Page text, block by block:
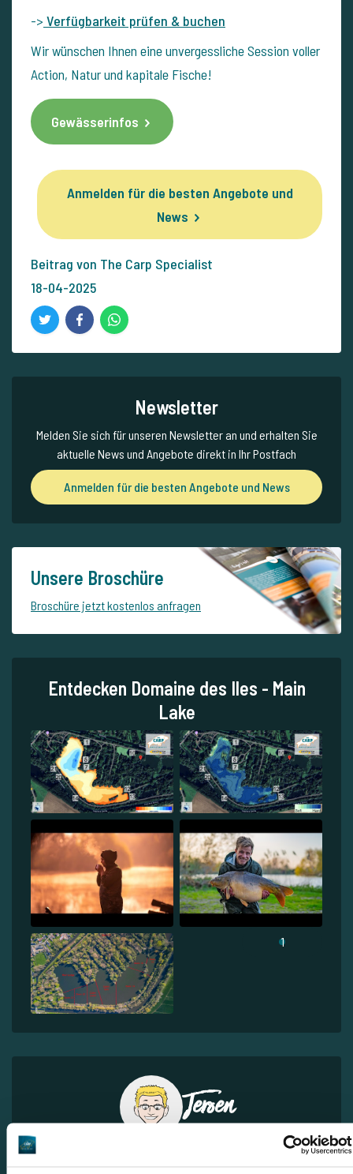
-> Verfügbarkeit prüfen & buchen
Wir wünschen Ihnen eine unvergessliche Session voller
Action, Natur und kapitale Fische!
Gewässerinfos
Anmelden für die besten Angebote und
News
Beitrag von The Carp Specialist
18-04-2025
Newsletter
Melden Sie sich für unseren Newsletter an und erhalten Sie
aktuelle News und Angebote direkt in Ihr Postfach
Anmelden für die besten Angebote und News
Unsere Broschüre
Broschüre jetzt kostenlos anfragen
Entdecken Domaine des Iles - Main
Lake
1
Jeroen
Sie möchten weitere Informationen?